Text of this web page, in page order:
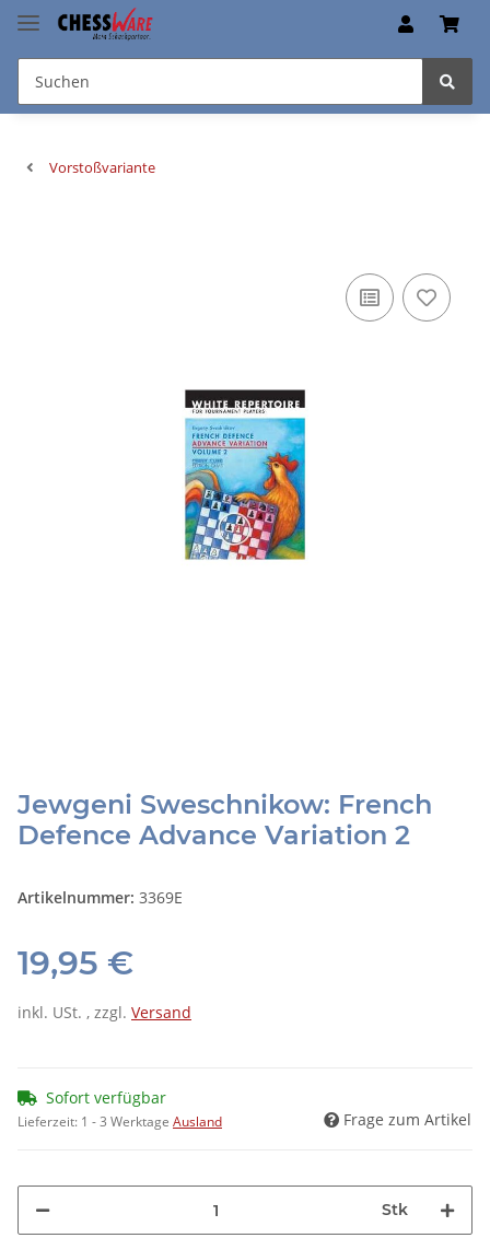
Vorstoßvariante
Jewgeni Sweschnikow: French
Defence Advance Variation 2
Artikelnummer: 3369E
19,95 €
inkl. USt. , zzgl. Versand
Sofort verfügbar
Lieferzeit: 1 - 3 Werktage Ausland Frage zum Artikel
Stk